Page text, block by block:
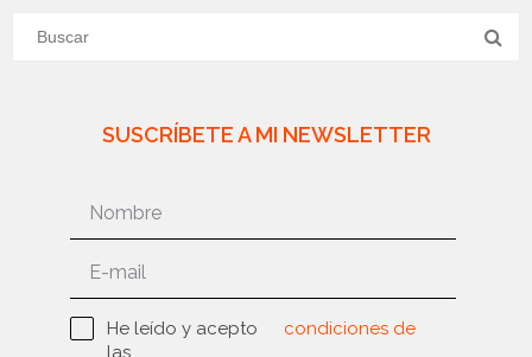
SUSCRÍBETE A MI NEWSLETTER
He leído y acepto
las
condiciones de